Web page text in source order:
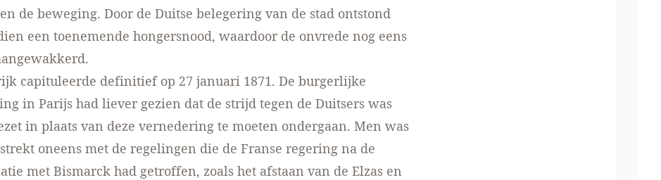
de beweging. Door de Duitse belegering van de stad ontstond
een toenemende hongersnood, waardoor de onvrede nog eens
capituleerde definitief op 27 januari 1871. De burgerlijke
in Parijs had liever gezien dat de strijd tegen de Duitsers was
in plaats van deze vernedering te moeten ondergaan. Men was
oneens met de regelingen die de Franse regering na de
met Bismarck had getroffen, zoals het afstaan van de Elzas en